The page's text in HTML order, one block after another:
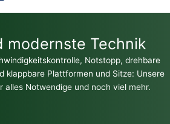
modernste Technik
Notstopp, drehbare
klappbare Plattformen und Sitze: Unsere
alles Notwendige und noch viel mehr.